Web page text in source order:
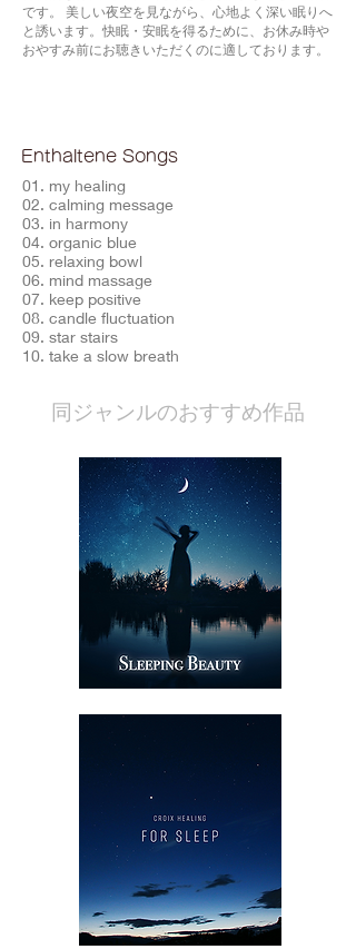
です。 美しい夜空を見ながら、心地よく深い眠りへ
と誘います。快眠・安眠を得るために、お休み時や
おやすみ前にお聴きいただくのに適しております。
Enthaltene Songs
01. my healing
02. calming message
03. in harmony
04. organic blue
05. relaxing bowl
06. mind massage
07. keep positive
08. candle fluctuation
09. star stairs
10. take a slow breath
​同ジャンルのおすすめ作品